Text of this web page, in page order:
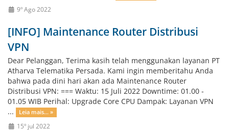
9º Ago 2022
[INFO] Maintenance Router Distribusi
VPN
Dear Pelanggan, Terima kasih telah menggunakan layanan PT
Atharva Telematika Persada. Kami ingin memberitahu Anda
bahwa pada dini hari akan ada Maintenance Router
Distribusi VPN: === Waktu: 15 Juli 2022 Downtime: 01.00 -
01.05 WIB Perihal: Upgrade Core CPU Dampak: Layanan VPN
...
Leia mais... »
15º jul 2022